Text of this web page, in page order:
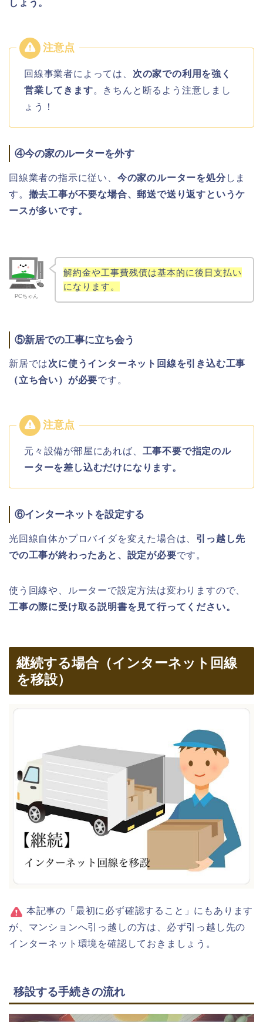
しょう。
回線事業者によっては、 次の家での利用を強く
営業してきます。きちんと断るよう注意しまし
ょう！
④今の家のルーターを外す
回線業者の指示に従い、 今の家のルーターを処分しま
す。 撤去工事が不要な場合、郵送で送り返すというケ
ースが多いです。
PCちゃん
解約金や工事費残債は基本的に後日支払い
になります。
⑤新居での工事に立ち会う
新居では次に使うインターネット回線を引き込む工事
（立ち合い）が必要です。
元々設備が部屋にあれば、 工事不要で指定のル
ーターを差し込むだけになります。
⑥インターネットを設定する
光回線自体かプロバイダを変えた場合は、 引っ越し先
での工事が終わったあと、設定が必要です。
使う回線や、ルーターで設定方法は変わりますので、
工事の際に受け取る説明書を見て行ってください。
継続する場合（インターネット回線
を移設）
本記事の「最初に必ず確認すること」にもあります
が、マンションへ引っ越しの方は、必ず引っ越し先の
インターネット環境を確認しておきましょう。
移設する手続きの流れ